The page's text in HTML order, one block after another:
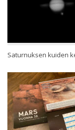
Saturnuksen kuiden